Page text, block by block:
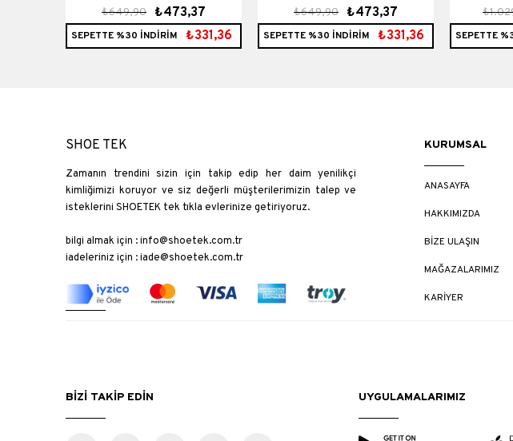
Edith Lila
₺473,37
₺649,90
SEPETTE %30 İNDİRİM ₺331,36
Edith Ten
₺473,37
₺649,90
SEPETTE %30 İNDİRİM ₺331,36 SEPETTE
SHOE TEK
Zamanın trendini sizin için takip edip her daim yenilikçi
kimliğimizi koruyor ve siz değerli müşterilerimizin talep ve
isteklerini SHOETEK tek tıkla evlerinize getiriyoruz.
bilgi almak için :info@shoetek.com.tr
iadeleriniz için :iade@shoetek.com.tr
KURUMSAL
ANASAYFA
HAKKIMIZDA
BİZE ULAŞIN
MAĞAZALARIMIZ
KARİYER
BİZİ TAKİP EDİN UYGULAMALARIMIZ